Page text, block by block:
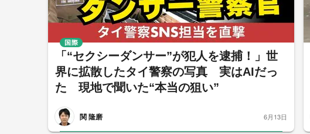
「“セクシーダンサー”が犯人を逮捕！」世
界に拡散したタイ警察の写真 実はAIだっ
た 現地で聞いた“本当の狙い”
関 隆磨
国際
6月13日